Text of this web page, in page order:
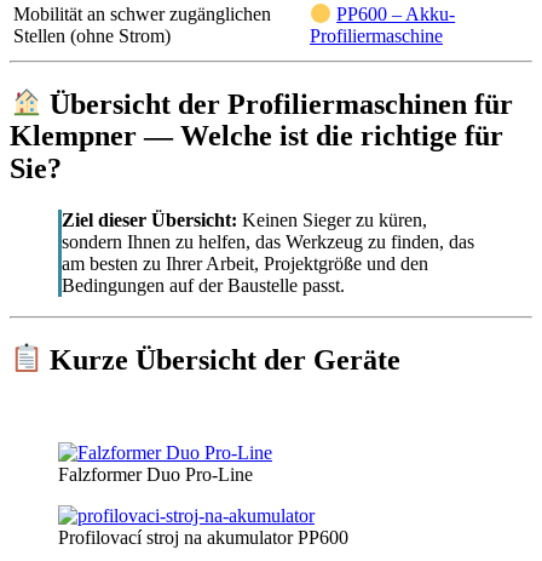
Mobilität an schwer zugänglichen
Stellen (ohne Strom)
PP600 – Akku-
Profiliermaschine
Übersicht der Profiliermaschinen für
Klempner — Welche ist die richtige für
Sie?
Ziel dieser Übersicht: Keinen Sieger zu küren,
sondern Ihnen zu helfen, das Werkzeug zu finden, das
am besten zu Ihrer Arbeit, Projektgröße und den
Bedingungen auf der Baustelle passt.
Kurze Übersicht der Geräte
Falzformer Duo Pro-Line
Profilovací stroj na akumulator PP600